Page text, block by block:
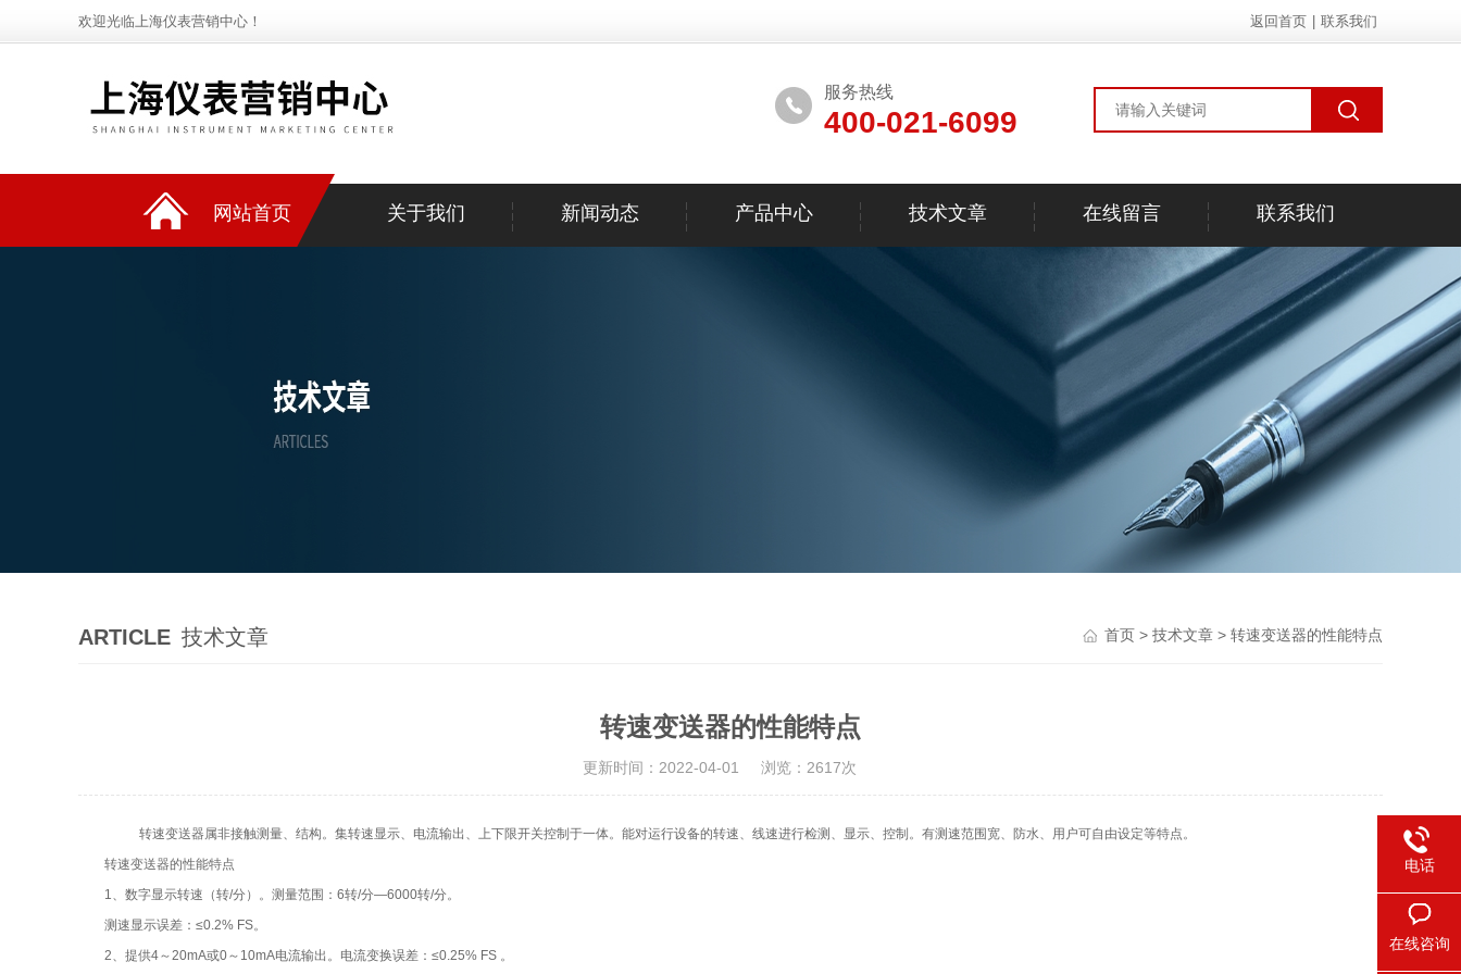
欢迎光临上海仪表营销中心！ 返回首页 联系我们
服务热线
400-021-6099
网站首页 关于我们 新闻动态 产品中心 技术文章 在线留言 联系我们
ARTICLE 技术文章 首页 > 技术文章 > 转速变送器的性能特点
转速变送器的性能特点
更新时间：2022-04-01 浏览：2617次
转速变送器属非接触测量、结构。集转速显示、电流输出、上下限开关控制于一体。能对运行设备的转速、线速进行检测、显示、控制。有测速范围宽、防水、用户可自由设定等特点。
转速变送器的性能特点
1、数字显示转速（转/分）。测量范围：6转/分—6000转/分。
测速显示误差：≤0.2% FS。
2、提供4～20mA或0～10mA电流输出。电流变换误差：≤0.25% FS 。
电话
在线咨询